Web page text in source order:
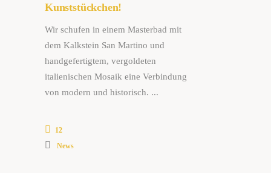
Kunststückchen!
Wir schufen in einem Masterbad mit
dem Kalkstein San Martino und
handgefertigtem, vergoldeten
italienischen Mosaik eine Verbindung
von modern und historisch.
12
News